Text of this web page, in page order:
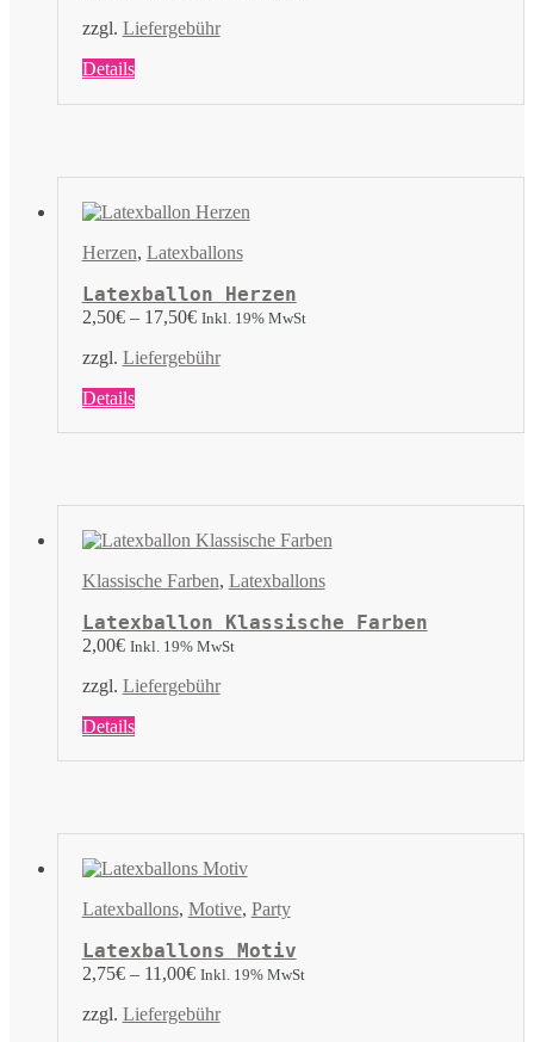
zzgl. Liefergebühr
DetailsDieses
weist
auf.
Optionen
auf
der
Produktseite
gewählt
werden
Herzen, Latexballons
Latexballon Herzen
2,50€– 17,50€ Inkl. 19% MwSt
zzgl. Liefergebühr
DetailsDieses
weist
auf.
Optionen
auf
der
Produktseite
gewählt
werden
Klassische Farben, Latexballons
Latexballon Klassische Farben
2,00€ Inkl. 19% MwSt
zzgl. Liefergebühr
DetailsDieses
weist
auf.
Optionen
auf
der
Produktseite
gewählt
werden
Latexballons, Motive, Party
Latexballons Motiv
2,75€– 11,00€ Inkl. 19% MwSt
zzgl. Liefergebühr